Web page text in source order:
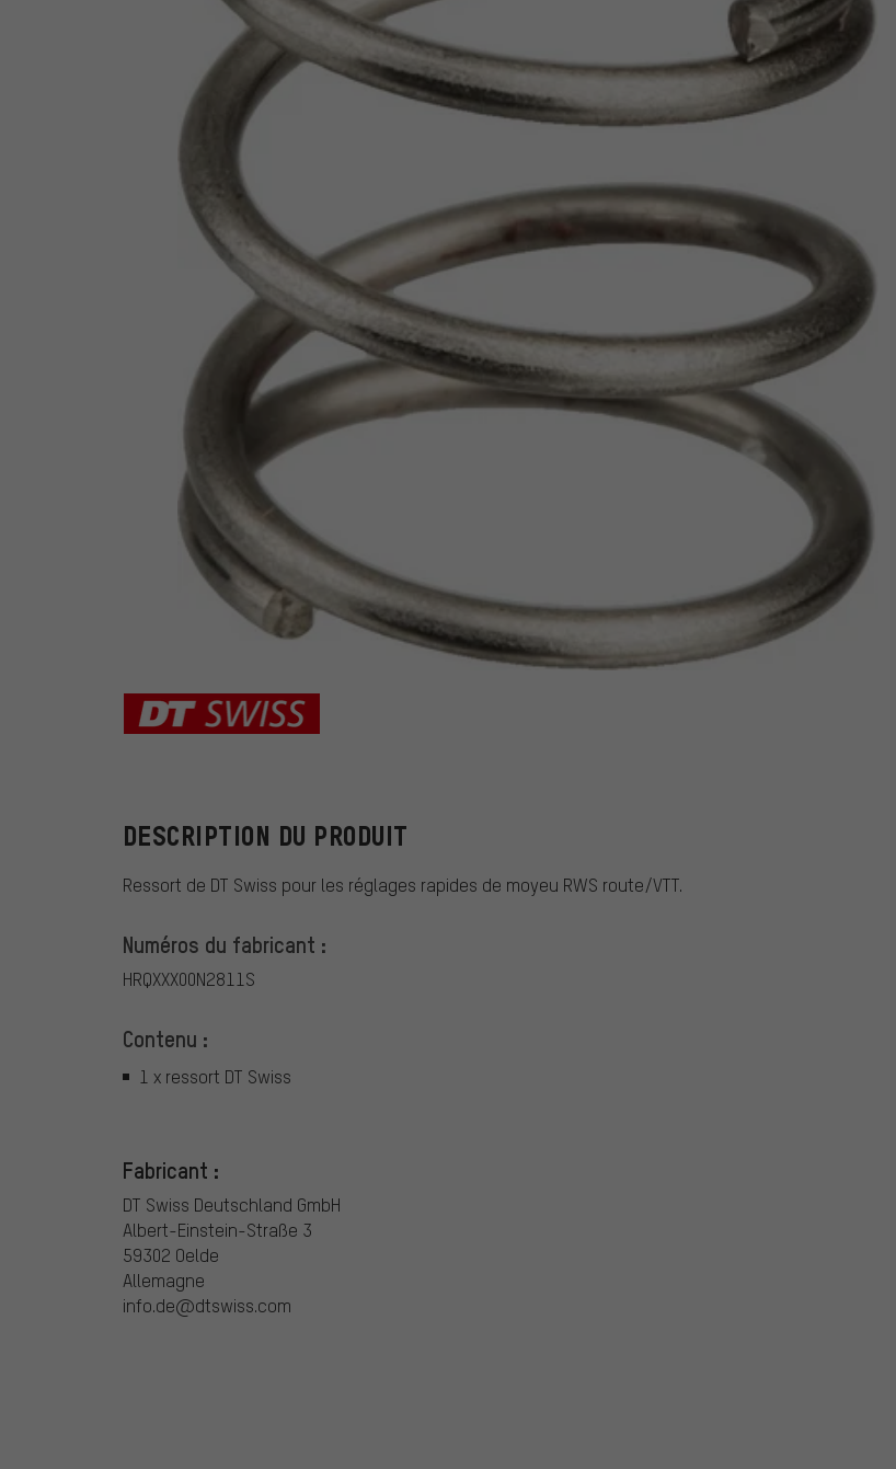
DT Swiss
DESCRIPTION DU PRODUIT
Ressort de DT Swiss pour les réglages rapides de moyeu RWS route/VTT.
Numéros du fabricant :
HRQXXX00N2811S
Contenu :
1 x ressort DT Swiss
Fabricant :
DT Swiss Deutschland GmbH
Albert-Einstein-Straße 3
59302 Oelde
Allemagne
info.de@dtswiss.com